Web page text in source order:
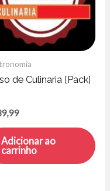
de Culinaria [Pack]
Adicionar ao
carrinho